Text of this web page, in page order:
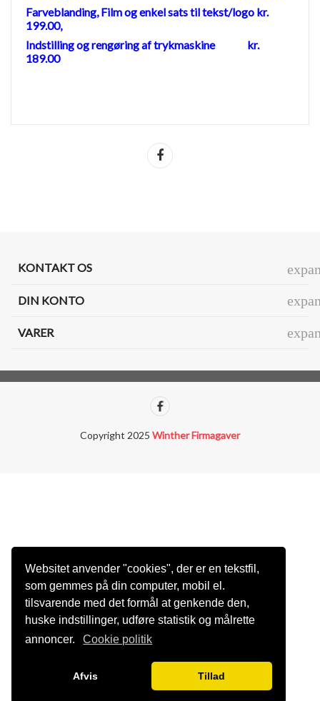
Websitet anvender "cookies", der er en tekstfil,
som gemmes på din computer, mobil el.
tilsvarende med det formål at genkende den,
huske indstillinger, udføre statistik og målrette
annoncer.
Cookie politik
Afvis Tillad
Farveblanding,Film og enkel sats til tekst/logo kr.
199.00,
Indstilling og rengøring af trykmaskine kr.
189.00
KONTAKT OS
DIN KONTO
VARER
Copyright 2025 Winther Firmagaver